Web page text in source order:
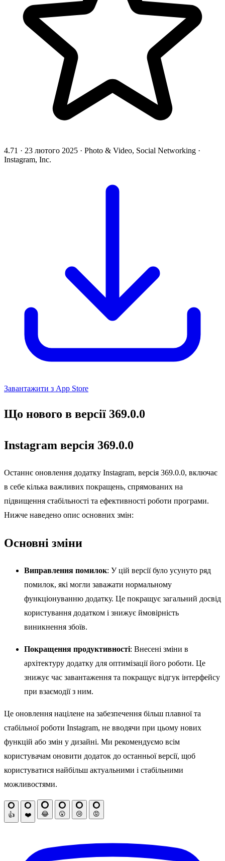
4.71 · 23 лютого 2025 · Photo & Video, Social Networking ·
Instagram, Inc.
Завантажити з App Store
Що нового в версії 369.0.0
Instagram версія 369.0.0
Останнє оновлення додатку Instagram, версія 369.0.0, включає
в себе кілька важливих покращень, спрямованих на
підвищення стабільності та ефективності роботи програми.
Нижче наведено опис основних змін:
Основні зміни
Виправлення помилок: У цій версії було усунуто ряд
помилок, які могли заважати нормальному
функціонуванню додатку. Це покращує загальний досвід
користування додатком і знижує ймовірність
виникнення збоїв.
Покращення продуктивності: Внесені зміни в
архітектуру додатку для оптимізації його роботи. Це
знижує час завантаження та покращує відгук інтерфейсу
при взаємодії з ним.
Це оновлення націлене на забезпечення більш плавної та
стабільної роботи Instagram, не вводячи при цьому нових
функцій або змін у дизайні. Ми рекомендуємо всім
користувачам оновити додаток до останньої версії, щоб
користуватися найбільш актуальними і стабільними
можливостями.
👍 ❤️ 😂 😮 😢 😡